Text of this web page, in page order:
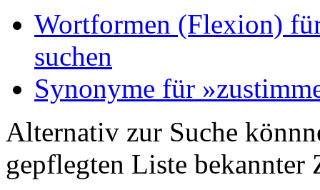
Wortformen (Flexion)
suchen
Synonyme für
Alternativ zur Suche
gepflegten Liste bekannter